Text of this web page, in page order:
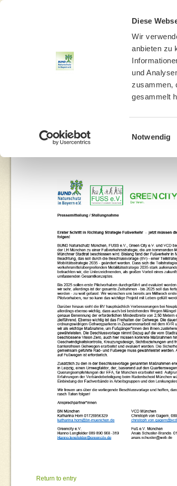
Diese
Wir
anbieten zu
und
zusammen,
gesammelt
Notwendig
UMWELTBILDUNG
Return to entry